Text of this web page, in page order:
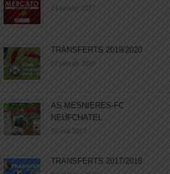
14 janvier 2017
TRANSFERTS 2019/2020
27 janvier 2020
AS MESNIERES-FC
NEUFCHATEL
05 mai 2017
TRANSFERTS 2017/2018